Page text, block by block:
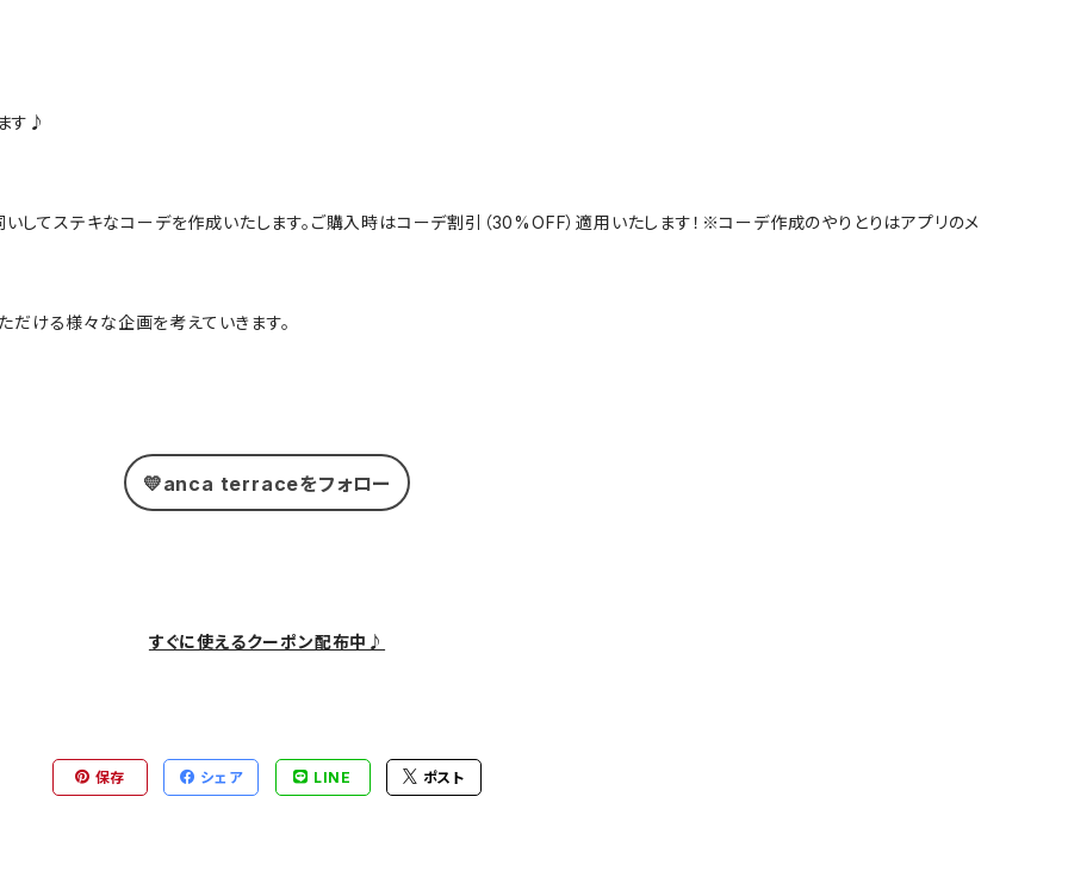
す♪
てステキなコーデを作成いたします。ご購入時はコーデ割引（30%OFF）適用いたします！※コーデ作成のやりとりはアプリのメ
ける様々な企画を考えていきます。
💛anca terraceをフォロー
すぐに使えるクーポン配布中♪
保存 シェア LINE ポスト